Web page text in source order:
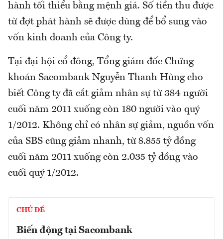
hành tối thiểu bằng mệnh giá. Số tiền thu được
từ đợt phát hành sẽ được dùng để bổ sung vào
vốn kinh doanh của Công ty.
Tại đại hội cổ đông, Tổng giám đốc Chứng
khoán Sacombank Nguyễn Thanh Hùng cho
biết Công ty đã cắt giảm nhân sự từ 384 người
cuối năm 2011 xuống còn 180 người vào quý
1/2012. Không chỉ có nhân sự giảm, nguồn vốn
của SBS cũng giảm nhanh, từ 8.855 tỷ đồng
cuối năm 2011 xuống còn 2.035 tỷ đồng vào
cuối quý 1/2012.
CHỦ ĐỀ
Biến động tại Sacombank